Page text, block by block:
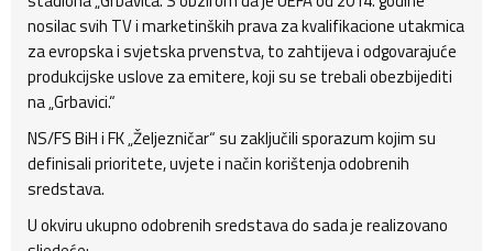
nosilac svih TV i marketinških prava za kvalifikacione utakmica
za evropska i svjetska prvenstva, to zahtijeva i odgovarajuće
produkcijske uslove za emitere, koji su se trebali obezbijediti
na „Grbavici.“
NS/FS BiH i FK „Željezničar“ su zaključili sporazum kojim su
definisali prioritete, uvjete i način korištenja odobrenih
sredstava.
U okviru ukupno odobrenih sredstava do sada je realizovano